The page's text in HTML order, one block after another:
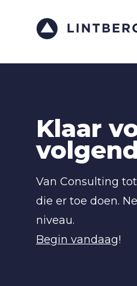
Klaar
Van Consulting
die er toe doen.
niveau.
Begin vandaag!